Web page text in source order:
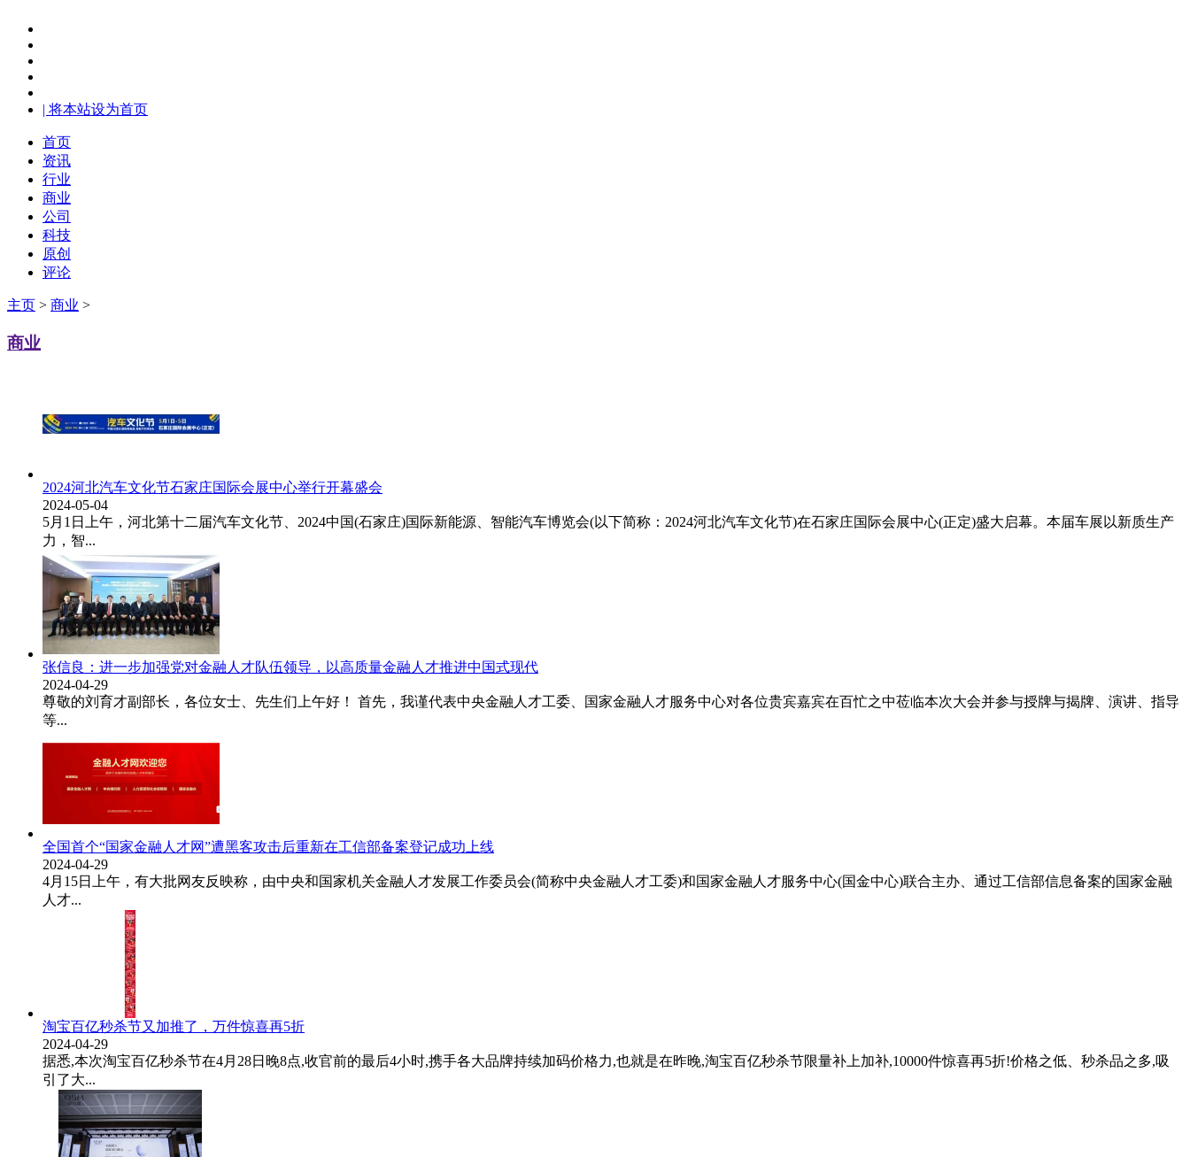
| 将本站设为首页
首页
资讯
行业
商业
公司
科技
原创
评论
主页 > 商业 >
商业
2024河北汽车文化节石家庄国际会展中心举行开幕盛会
2024-05-04
5月1日上午，河北第十二届汽车文化节、2024中国(石家庄)国际新能源、智能汽车博览会(以下简称：2024河北汽车文化节)在石家庄国际会展中心(正定)盛大启幕。本届车展以新质生产
力，智...
张信良：进一步加强党对金融人才队伍领导，以高质量金融人才推进中国式现代
2024-04-29
尊敬的刘育才副部长，各位女士、先生们上午好！ 首先，我谨代表中央金融人才工委、国家金融人才服务中心对各位贵宾嘉宾在百忙之中莅临本次大会并参与授牌与揭牌、演讲、指导
等...
全国首个“国家金融人才网”遭黑客攻击后重新在工信部备案登记成功上线
2024-04-29
4月15日上午，有大批网友反映称，由中央和国家机关金融人才发展工作委员会(简称中央金融人才工委)和国家金融人才服务中心(国金中心)联合主办、通过工信部信息备案的国家金融
人才...
淘宝百亿秒杀节又加推了，万件惊喜再5折
2024-04-29
据悉,本次淘宝百亿秒杀节在4月28日晚8点,收官前的最后4小时,携手各大品牌持续加码价格力,也就是在昨晚,淘宝百亿秒杀节限量补上加补,10000件惊喜再5折!价格之低、秒杀品之多,吸
引了大...